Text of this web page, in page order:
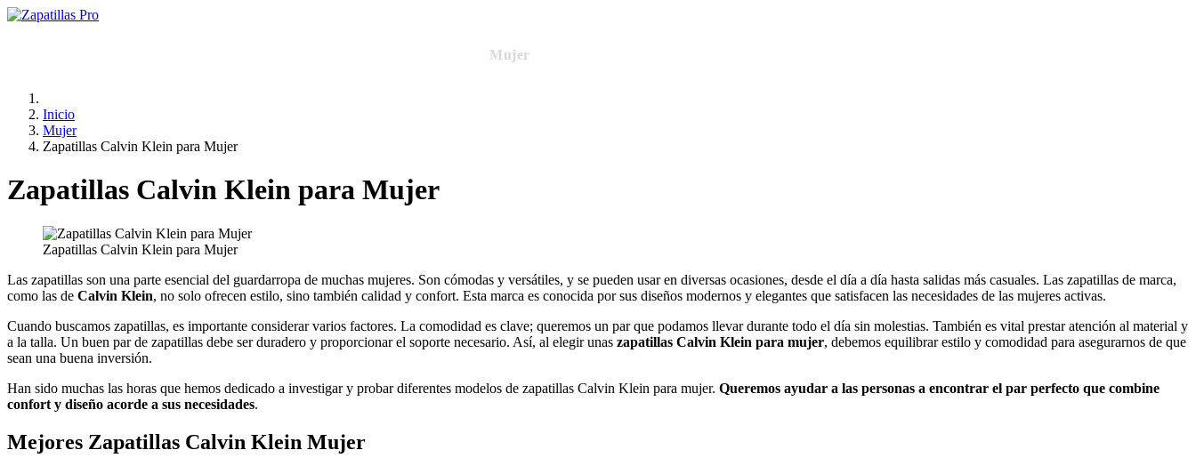
Mujer
Inicio
Mujer
Zapatillas Calvin Klein para Mujer
Zapatillas Calvin Klein para Mujer
Zapatillas Calvin Klein para Mujer
Las zapatillas son una parte esencial del guardarropa de muchas mujeres. Son cómodas y versátiles, y se pueden usar en diversas ocasiones, desde el día a día hasta salidas más casuales. Las zapatillas de marca,
como las de Calvin Klein, no solo ofrecen estilo, sino también calidad y confort. Esta marca es conocida por sus diseños modernos y elegantes que satisfacen las necesidades de las mujeres activas.
Cuando buscamos zapatillas, es importante considerar varios factores. La comodidad es clave; queremos un par que podamos llevar durante todo el día sin molestias. También es vital prestar atención al material y
a la talla. Un buen par de zapatillas debe ser duradero y proporcionar el soporte necesario. Así, al elegir unas zapatillas Calvin Klein para mujer, debemos equilibrar estilo y comodidad para asegurarnos de que
sean una buena inversión.
Han sido muchas las horas que hemos dedicado a investigar y probar diferentes modelos de zapatillas Calvin Klein para mujer. Queremos ayudar a las personas a encontrar el par perfecto que combine
confort y diseño acorde a sus necesidades.
Mejores Zapatillas Calvin Klein Mujer